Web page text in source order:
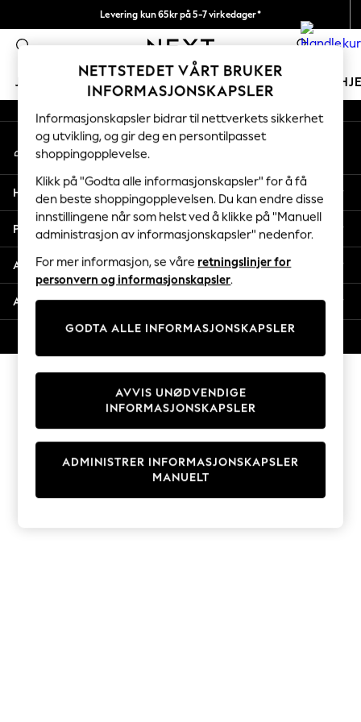
Levering kun 65kr på 5-7 virkedager*
Vi betaler alle tollavgifter 0
JENTER GUTTER BABY KVINNER
GIRLS
New In
50 - 92cm
98 - 110cm
116 - 134cm
140 - 174cm
Trending: Top & Short Sets
Trending: Clogs
Toy Story
THE SET
Coats & Jackets
Sweatshirts & Hoodies
Knitwear
Cardigans
Dresses
Sets & Outfits
T-Shirts
An error occurred on client
Våre sosiale nettverk
Min konto
Logg inn på kontoen din
Hjelp
Personvern & Juridisk
Avdelinger
Andre tjenester
NETTSTEDET VÅRT BRUKER
INFORMASJONSKAPSLER
Informasjonskapsler bidrar til nettverkets sikkerhet
og utvikling, og gir deg en persontilpasset
shoppingopplevelse.
Klikk på "Godta alle informasjonskapsler" for å få
den beste shoppingopplevelsen. Du kan endre disse
innstillingene når som helst ved å klikke på "Manuell
administrasjon av informasjonskapsler" nedenfor.
For mer informasjon, se våre retningslinjer for
personvern og informasjonskapsler.
GODTA ALLE INFORMASJONSKAPSLER
ADMINISTRER INFORMASJONSKAPSLER
MANUELT
AVVIS UNØDVENDIGE
INFORMASJONSKAPSLER